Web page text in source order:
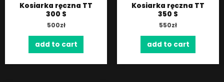
Kosiarka ręczna TT
300 S
500zł
add to cart
Kosiarka ręczna TT
350 S
550zł
add to cart